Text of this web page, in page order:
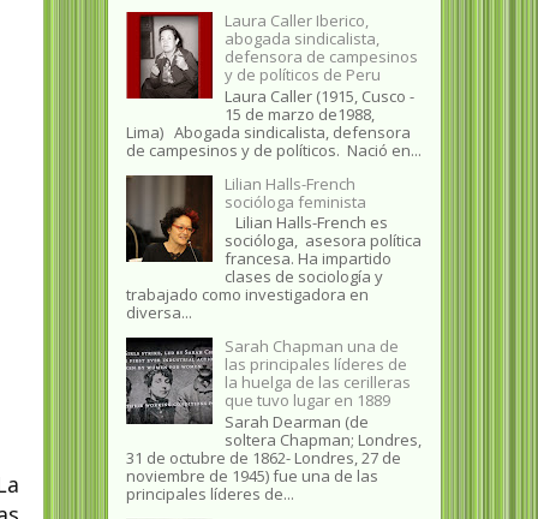
Laura Caller Iberico,
abogada sindicalista,
defensora de campesinos
y de políticos de Peru
Laura Caller (1915, Cusco -
15 de marzo de1988,
Lima) Abogada sindicalista, defensora
de campesinos y de políticos. Nació en...
Lilian Halls-French
socióloga feminista
Lilian Halls-French es
socióloga, asesora política
francesa. Ha impartido
clases de sociología y
trabajado como investigadora en
diversa...
Sarah Chapman una de
las principales líderes de
la huelga de las cerilleras
que tuvo lugar en 1889
Sarah Dearman (de
soltera Chapman; Londres,
31 de octubre de 1862​- Londres, 27 de
noviembre de 1945)​ fue una de las
principales líderes de...